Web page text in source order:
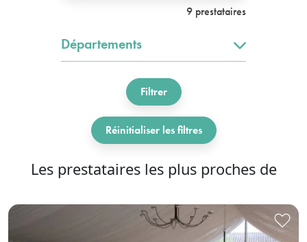
9 prestataires
Départements
Filtrer
Réinitialiser les filtres
Les prestataires les plus proches de